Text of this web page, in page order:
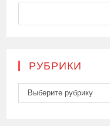
РУБРИКИ
Рубрики
Выберите рубрику